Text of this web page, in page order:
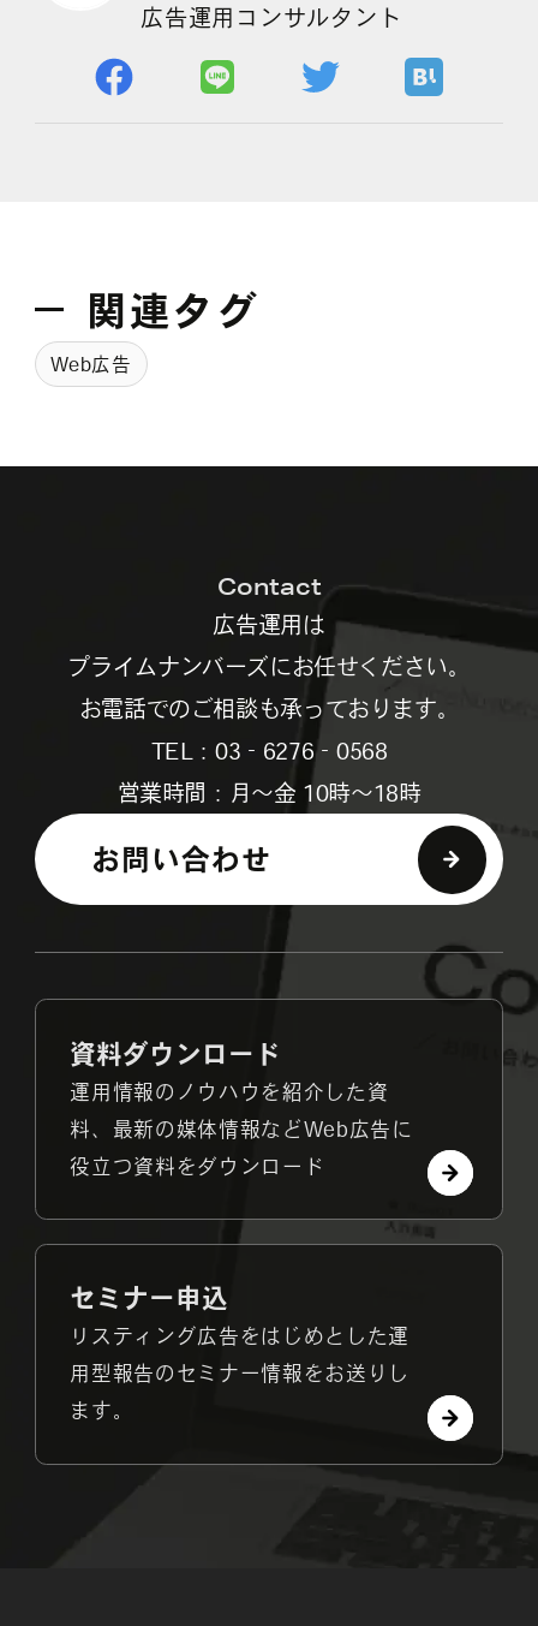
広告運用コンサルタント
関連タグ
Web広告
Contact
広告運用は
プライムナンバーズにお任せください。
お電話でのご相談も承っております。
TEL：03‐6276‐0568
営業時間：月～金 10時～18時
お問い合わせ
資料ダウンロード
運用情報のノウハウを紹介した資
料、最新の媒体情報などWeb広告に
役立つ資料をダウンロード
セミナー申込
リスティング広告をはじめとした運
用型報告のセミナー情報をお送りし
ます。